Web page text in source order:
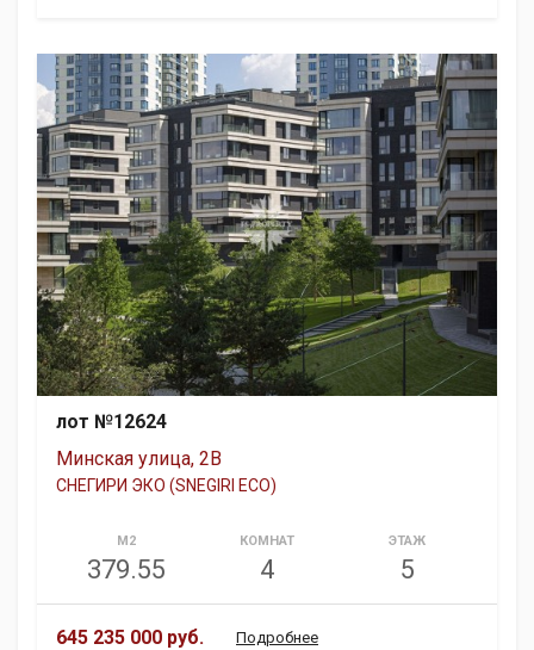
лот №12624
Минская улица, 2В
СНЕГИРИ ЭКО (SNEGIRI ECO)
М2
379.55
КОМНАТ
4
ЭТАЖ
5
645 235 000 руб.
Подробнее